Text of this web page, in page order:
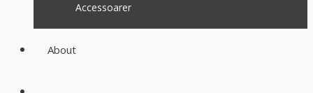
Accessoarer
About